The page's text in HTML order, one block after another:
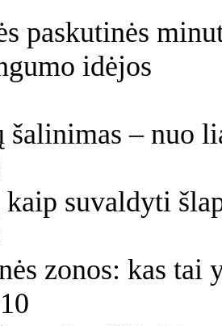
paskutinės
idėjos
šalinimas – nuo
kaip suvaldyti
zonos: kas